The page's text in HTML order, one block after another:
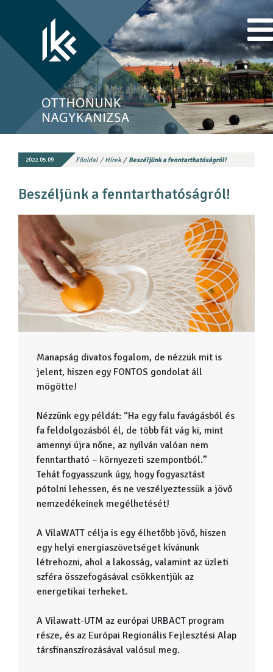
2022.05.09 Főoldal Hírek Beszéljünk a fenntarthatóságról!
Beszéljünk a fenntarthatóságról!
Manapság divatos fogalom, de nézzük mit is
jelent, hiszen egy FONTOS gondolat áll
mögötte!
Nézzünk egy példát: “Ha egy falu favágásból és
fa feldolgozásból él, de több fát vág ki, mint
amennyi újra nőne, az nyílván valóan nem
fenntartható – környezeti szempontból.”
Tehát fogyasszunk úgy, hogy fogyasztást
pótolni lehessen, és ne veszélyeztessük a jövő
nemzedékeinek megélhetését!
A VilaWATT célja is egy élhetőbb jövő, hiszen
egy helyi energiaszövetséget kívánunk
létrehozni, ahol a lakosság, valamint az üzleti
szféra összefogásával csökkentjük az
energetikai terheket.
A Vilawatt-UTM az európai URBACT program
része, és az Európai Regionális Fejlesztési Alap
társfinanszírozásával valósul meg.